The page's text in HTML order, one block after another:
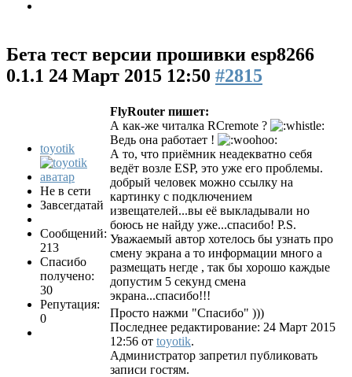
Бета тест версии прошивки esp8266
0.1.1 24 Март 2015 12:50 #2815
toyotik
Не в сети
Завсегдатай
Сообщений:
213
Спасибо
получено:
30
Репутация:
0
FlyRouter пишет:
А как-же читалка RCremote ?
Ведь она работает !
А то, что приёмник неадекватно себя
ведёт возле ESP, это уже его проблемы.
добрый человек можно ссылку на
картинку с подключением
извещателей...вы её выкладывали но
боюсь не найду уже...спасибо! P.S.
Уважаемый автор хотелось бы узнать про
смену экрана а то информации много а
размещать негде , так бы хорошо каждые
допустим 5 секунд смена
экрана...спасибо!!!
Просто нажми "Спасибо" )))
Последнее редактирование: 24 Март 2015
12:56 от toyotik.
Администратор запретил публиковать
записи гостям.